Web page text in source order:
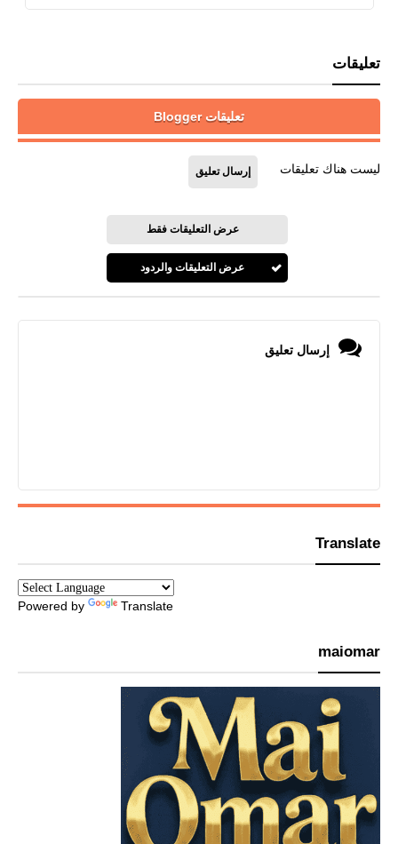
تعليقات
تعليقات Blogger
ليست هناك تعليقات إرسال تعليق
عرض التعليقات فقط
عرض التعليقات والردود
إرسال تعليق
Translate
Powered by Translate
maiomar